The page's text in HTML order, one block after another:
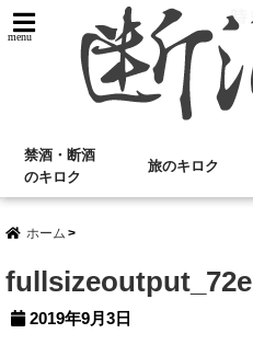
menu
禁酒・断酒
のキロク
旅のキロク
ホーム
fullsizeoutput_72e
2019年9月3日